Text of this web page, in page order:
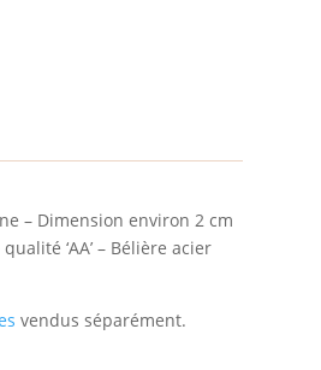
– Dimension environ 2 cm
‘AA’ – Bélière acier
vendus séparément.